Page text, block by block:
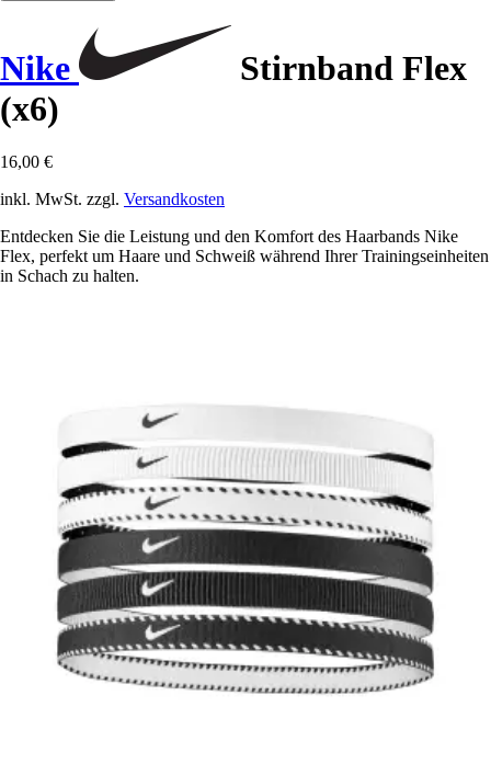
Nike
Stirnband Flex
(x6)
16,00 €
inkl. MwSt. zzgl. Versandkosten
Entdecken Sie die Leistung und den Komfort des Haarbands Nike
Flex, perfekt um Haare und Schweiß während Ihrer Trainingseinheiten
in Schach zu halten.